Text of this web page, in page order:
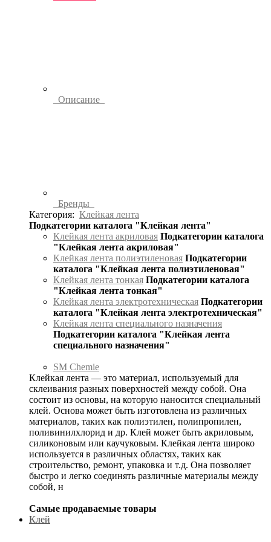
Описание
Бренды
Категория: Клейкая лента
Подкатегории каталога "Клейкая лента"
Клейкая лента акриловая Подкатегории каталога
"Клейкая лента акриловая"
Клейкая лента полиэтиленовая Подкатегории
каталога "Клейкая лента полиэтиленовая"
Клейкая лента тонкая Подкатегории каталога
"Клейкая лента тонкая"
Клейкая лента электротехническая Подкатегории
каталога "Клейкая лента электротехническая"
Клейкая лента специального назначения
Подкатегории каталога "Клейкая лента
специального назначения"
SM Chemie
Клейкая лента — это материал, используемый для
склеивания разных поверхностей между собой. Она
состоит из основы, на которую наносится специальный
клей. Основа может быть изготовлена из различных
материалов, таких как полиэтилен, полипропилен,
поливинилхлорид и др. Клей может быть акриловым,
силиконовым или каучуковым. Клейкая лента широко
используется в различных областях, таких как
строительство, ремонт, упаковка и т.д. Она позволяет
быстро и легко соединять различные материалы между
собой, н
Самые продаваемые товары
Клей